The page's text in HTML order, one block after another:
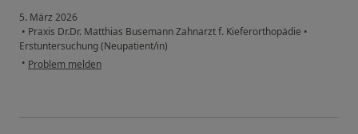
5. März 2026
• Praxis Dr.Dr. Matthias Busemann Zahnarzt f. Kieferorthopädie •
Erstuntersuchung (Neupatient/in)
• Problem melden